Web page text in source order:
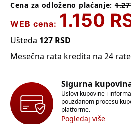
Cena za odloženo plaćanje:
WEB cena: 1.150
Ušteda 127 RSD
Mesečna rata kredita na 24
Sigurna
Uslovi kupovine i
pouzdanom procesu
platforme.
Pogledaj više